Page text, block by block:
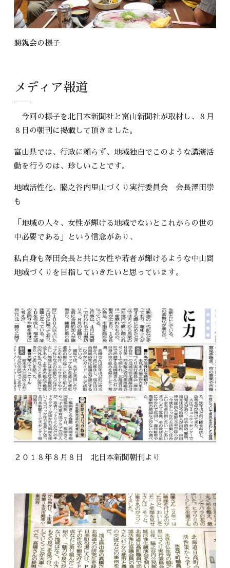
懇親会の様子
メディア報道
今回の様子を北日本新聞社と富山新聞社が取材し、８月
８日の朝刊に掲載して頂きました。
富山県では、行政に頼らず、地域独自でこのような講演活
動を行うのは、珍しいことです。
地域活性化、脇之谷内里山づくり実行委員会 会長澤田崇
も
「地域の人々、女性が輝ける地域でないとこれからの世の
中必要である」という信念があり、
私自身も澤田会長と共に女性や若者が輝けるような中山間
地域づくりを目指していきたいと思っています。
２０１８年８月８日 北日本新聞朝刊より